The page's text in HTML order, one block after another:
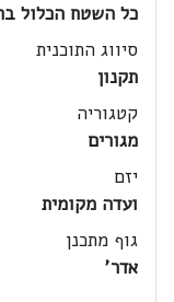
כל השטח הכלול
סיווג התוכנית
תקנון
קטגוריה
מגורים
יזם
ועדה מקומית
גוף מתכנן
אדר'